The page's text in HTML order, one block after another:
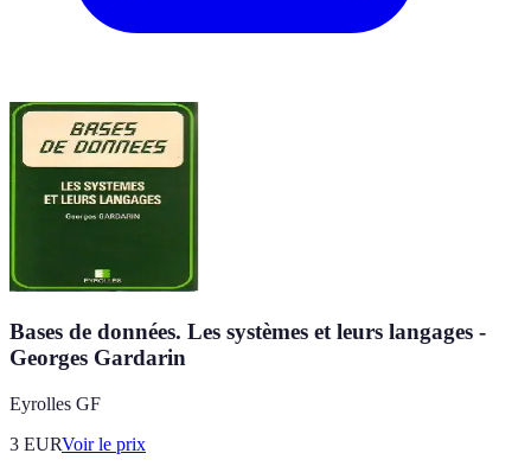
Bases de données. Les systèmes et leurs langages -
Georges Gardarin
Eyrolles GF
3 EURVoir le prix